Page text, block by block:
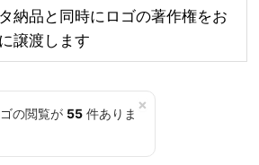
納品と同時にロゴの著作権をお
譲渡します
×
の閲覧が 55 件ありま